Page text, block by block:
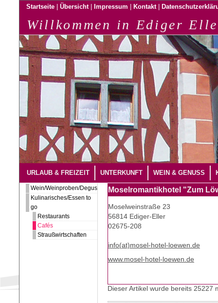
Startseite Übersicht Impressum Kontakt
Willkommen in Ediger
URLAUB & FREIZEIT UNTERKUNFT WEIN & GENUSS
Wein/Weinproben/Degustation
Kulinarisches/Essen to
go
Restaurants
Cafés
Straußwirtschaften
Moselromantikhotel "Zum
Moselweinstraße 23
56814 Ediger-Eller
02675-208
info(at)mosel-hotel-loewen.de
www.mosel-hotel-loewen.de
Dieser Artikel wurde bereits 25227